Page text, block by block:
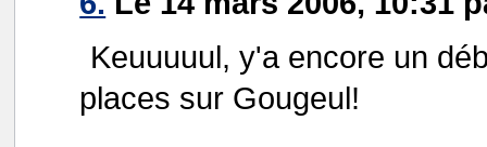
Keuuuuul, y'a encore un
places sur Gougeul!